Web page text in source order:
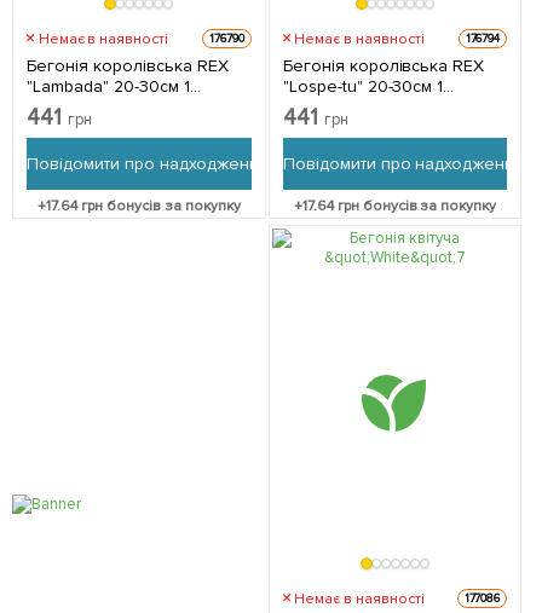
Немає в наявності 176790
Бегонія королівська REX
"Lambada" 20-30см 1
саджанець в упаковці
(кімнатний) Нідерланди
441 грн
Повідомити про надходження
+17.64грн бонусів за покупку
Немає в наявності 176794
Бегонія королівська REX
"Lospe-tu" 20-30см 1
саджанець в упаковці
(кімнатний) Нідерланди
441 грн
Повідомити про надходження
+17.64грн бонусів за покупку
Немає в наявності 177086